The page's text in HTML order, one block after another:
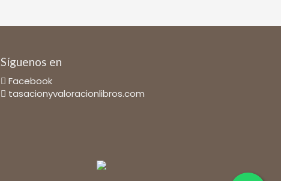
Síguenos en
Facebook
tasacionyvaloracionlibros.com